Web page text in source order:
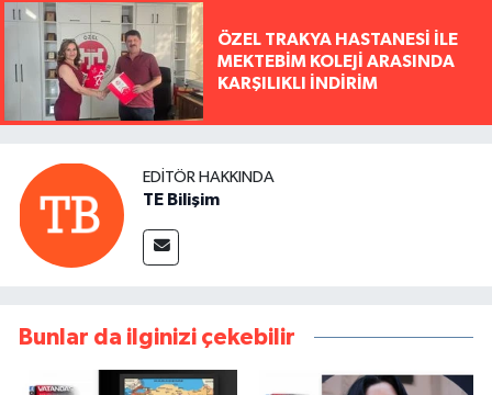
ÖZEL TRAKYA HASTANESİ İLE
MEKTEBİM KOLEJİ ARASINDA
KARŞILIKLI İNDİRİM
EDITÖR HAKKINDA
TE Bilişim
Bunlar da ilginizi çekebilir